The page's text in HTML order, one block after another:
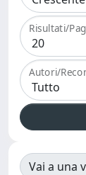
Risultati/
Autori/
Vai a una